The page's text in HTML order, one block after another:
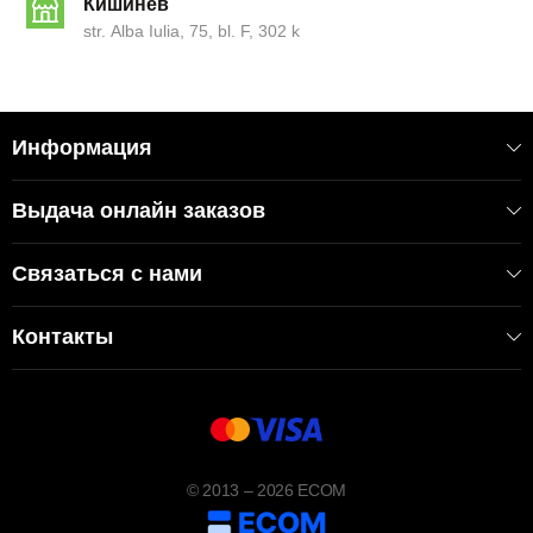
str. Alba Iulia, 75, bl. F, 302 k
Информация
Выдача онлайн заказов
Связаться с нами
Контакты
© 2013 – 2026 ECOM